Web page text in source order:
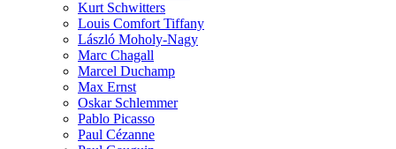
Kurt Schwitters
Louis Comfort Tiffany
László Moholy-Nagy
Marc Chagall
Marcel Duchamp
Max Ernst
Oskar Schlemmer
Pablo Picasso
Paul Cézanne